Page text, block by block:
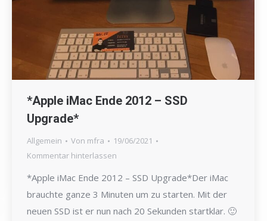
*Apple iMac Ende 2012 – SSD
Upgrade*
Allgemein Von mfra
19/06/2021
Kommentar hinterlassen
*Apple iMac Ende 2012 – SSD Upgrade*Der iMac
brauchte ganze 3 Minuten um zu starten. Mit der
neuen SSD ist er nun nach 20 Sekunden startklar. 🙂